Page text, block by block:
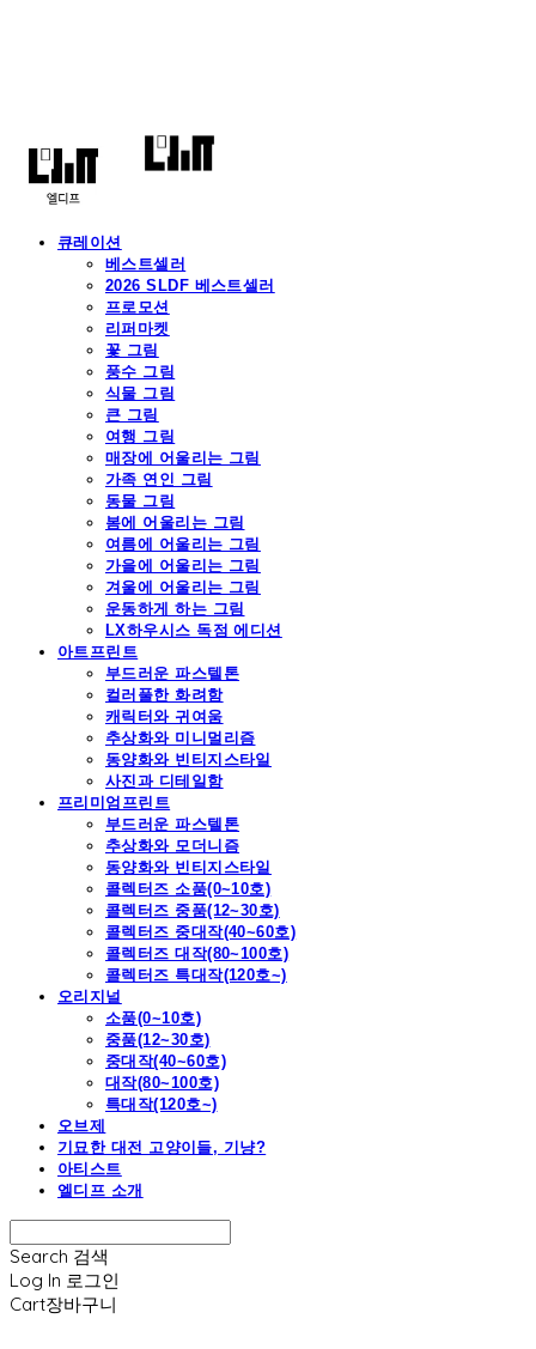
큐레이션
베스트셀러
2026 SLDF 베스트셀러
프로모션
리퍼마켓
꽃 그림
풍수 그림
식물 그림
큰 그림
여행 그림
매장에 어울리는 그림
가족 연인 그림
동물 그림
봄에 어울리는 그림
여름에 어울리는 그림
가을에 어울리는 그림
겨울에 어울리는 그림
운동하게 하는 그림
LX하우시스 독점 에디션
아트프린트
부드러운 파스텔톤
컬러풀한 화려함
캐릭터와 귀여움
추상화와 미니멀리즘
동양화와 빈티지스타일
사진과 디테일함
프리미엄프린트
부드러운 파스텔톤
추상화와 모더니즘
동양화와 빈티지스타일
콜렉터즈 소품(0~10호)
콜렉터즈 중품(12~30호)
콜렉터즈 중대작(40~60호)
콜렉터즈 대작(80~100호)
콜렉터즈 특대작(120호~)
오리지널
소품(0~10호)
중품(12~30호)
중대작(40~60호)
대작(80~100호)
특대작(120호~)
오브제
기묘한 대전 고양이들, 기냥?
아티스트
엘디프 소개
Search 검색
Log In 로그인
Cart장바구니